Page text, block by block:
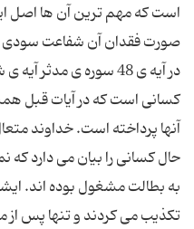
است که مهم ترین آن ها اصل
در آیه ی 48 سوره ی
کسانی است که در آیات قبل
حال کسانی را بیان می دارد که
به بطالت مشغول بوده اند.
تکذیب می کردند و تنها پس از